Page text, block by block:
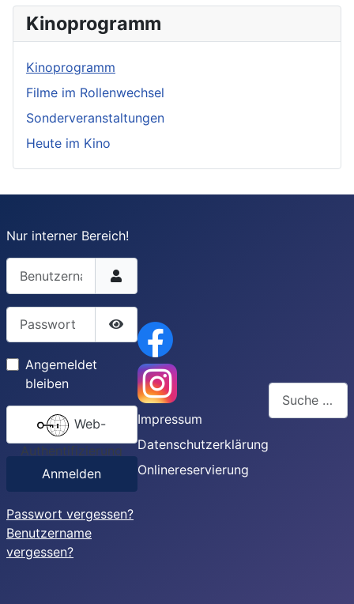
Kinoprogramm
Kinoprogramm
Filme im Rollenwechsel
Sonderveranstaltungen
Heute im Kino
Nur interner Bereich!
Passwort
Passwort anzeigen
Angemeldet
bleiben
Web-
Authentifizierung
Anmelden
Passwort vergessen?
Benutzername
vergessen?
Impressum
Datenschutzerklärung
Onlinereservierung
Suchen